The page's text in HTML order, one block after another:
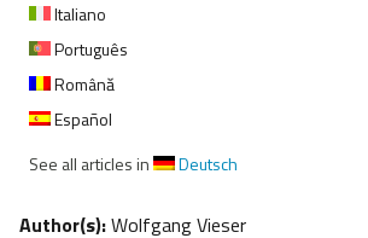
Italiano
Português
Română
Español
See all articles in
Deutsch
Author(s):Wolfgang Vieser